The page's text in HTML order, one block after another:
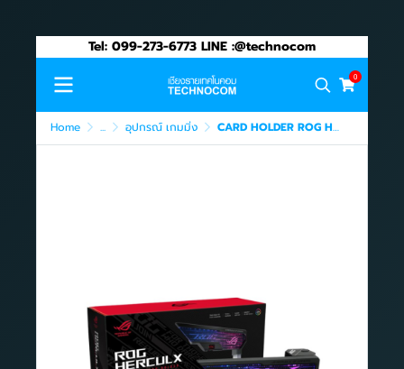
Tel: 099-273-6773 LINE :@technocom
0
Home ... อุปกรณ์ เกมมิ่ง CARD HOLDER ROG HERCULX GRAPHICS (90DA0020-B00000)